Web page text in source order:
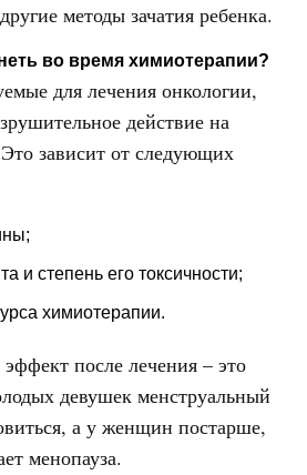
методы зачатия ребенка.
во время химиотерапии?
для лечения онкологии,
действие на
зависит от следующих
и степень его токсичности;
химиотерапии.
после лечения – это
девушек менструальный
а у женщин постарше,
менопауза.